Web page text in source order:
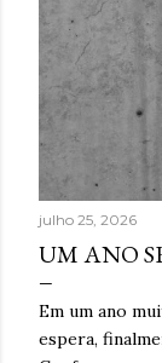
julho 25, 2026
UM ANO
Em um ano
espera,